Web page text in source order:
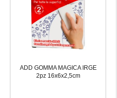
ADD GOMMA MAGICA IRGE
2pz 16x6x2,5cm